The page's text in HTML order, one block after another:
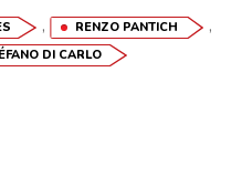
, RENZO PANTICH ,
DI CARLO